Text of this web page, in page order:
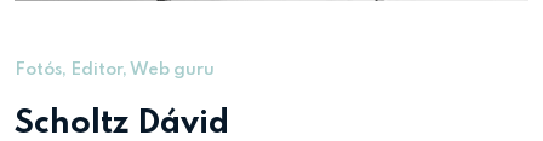
Fotós, Editor, Web guru
Scholtz Dávid